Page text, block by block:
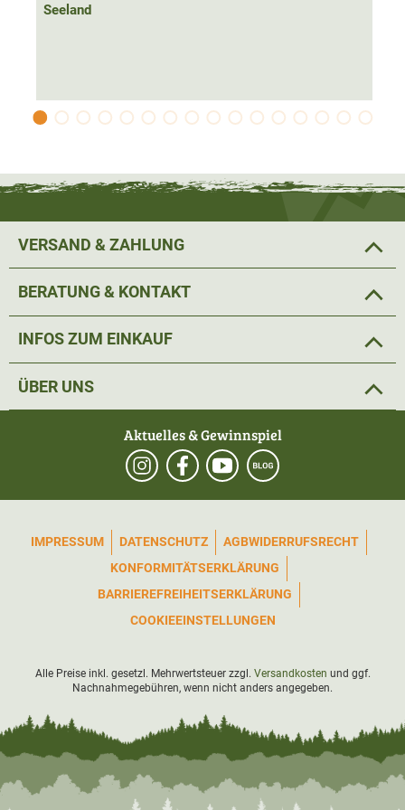
Hier findet einiges Jagdzubehör einen sicheren Platz, da
Einelastischer Bundundverstellbare Beinabschlüsse
sorgen für den perfekten Sitz der Seeland Avail Jagdhose.
Schnittist der Nachwuchs ideal gekleidet.
Material 100% Polyester
Jacke für Kinder (Art.Nr. 54437) in unserem Onlineshop
Seeland
VERSAND & ZAHLUNG
BERATUNG & KONTAKT
INFOS ZUM EINKAUF
ÜBER UNS
Aktuelles & Gewinnspiel
IMPRESSUM DATENSCHUTZ AGBWIDERRUFSRECHT
KONFORMITÄTSERKLÄRUNG
BARRIEREFREIHEITSERKLÄRUNG
COOKIEEINSTELLUNGEN
Alle Preise inkl. gesetzl. Mehrwertsteuer zzgl. Versandkosten und ggf.
Nachnahmegebühren, wenn nicht anders angegeben.